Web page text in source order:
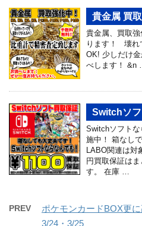
貴金属 買
貴金属、買取
ります！ 壊れ
OK! 少しだけ
べします！ &n
Switchソフ
Switchソフト
施中！ 箱なし
LABO関連は対
円買取保証は
す。 在庫 …
PREV
ポケモンカードBOX更
3/24・3/25